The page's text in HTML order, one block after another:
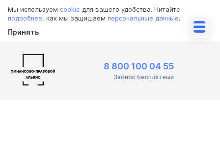
Мы используем cookie для вашего удобства. Читайте
подробнее, как мы защищаем персональные данные.
Принять
8 800 100 04 55
Звонок бесплатный